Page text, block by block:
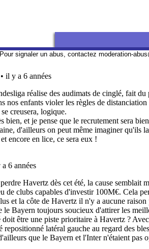
Pour signaler un abus, contactez moderation-